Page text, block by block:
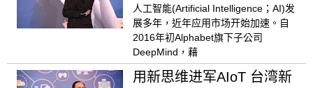
人工智能(Artificial Intelligence；AI)发
展多年，近年应用市场开始加速。自
2016年初Alphabet旗下子公司
DeepMind，藉
用新思维进军AIoT 台湾新